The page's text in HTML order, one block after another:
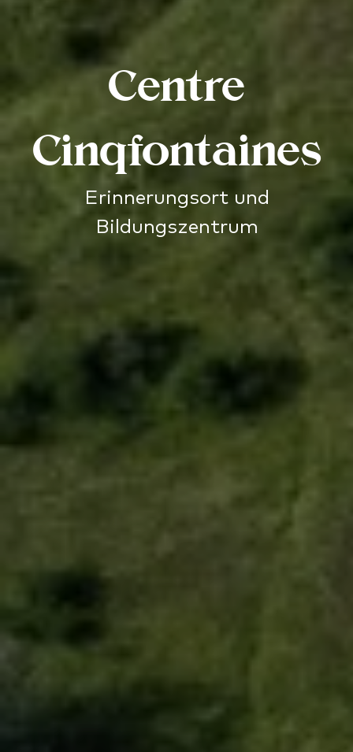
Centre
Cinqfontaines
Erinnerungsort und
Bildungszentrum